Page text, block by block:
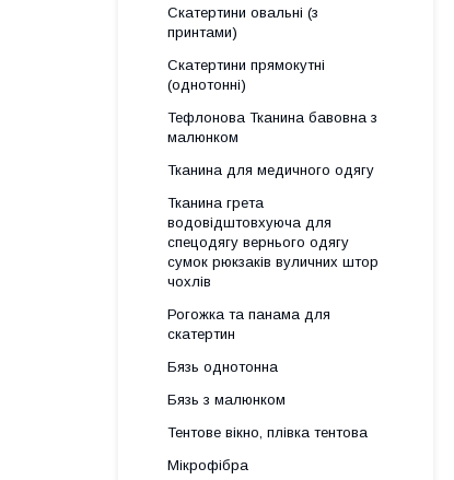
Скатертини овальні (з
принтами)
Скатертини прямокутні
(однотонні)
Тефлонова Тканина бавовна з
малюнком
Тканина для медичного одягу
Тканина грета
водовідштовхуюча для
спецодягу вернього одягу
сумок рюкзаків вуличних штор
чохлів
Рогожка та панама для
скатертин
Бязь однотонна
Бязь з малюнком
Тентове вікно, плівка тентова
Мікрофібра